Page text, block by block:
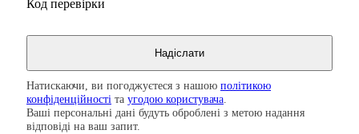
Код перевірки
Натискаючи, ви погоджуєтеся з нашою політикою
конфіденційності та угодою користувача.
Ваші персональні дані будуть оброблені з метою надання
відповіді на ваш запит.